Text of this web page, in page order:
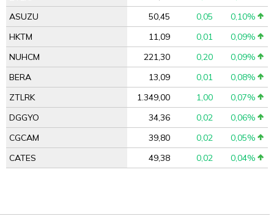
ASUZU
50,45 0,05
0,10%
HKTM
11,09 0,01
0,09%
NUHCM
221,30 0,20
0,09%
BERA
13,09 0,01
0,08%
ZTLRK
1.349,00 1,00
0,07%
DGGYO
34,36 0,02
0,06%
CGCAM
39,80 0,02
0,05%
CATES
49,38 0,02 0,04%